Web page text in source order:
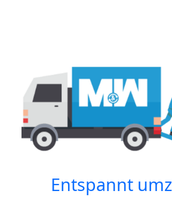
Entspannt